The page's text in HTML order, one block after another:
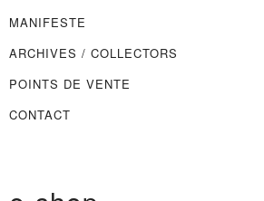
MANIFESTE
ARCHIVES / COLLECTORS
POINTS DE VENTE
CONTACT